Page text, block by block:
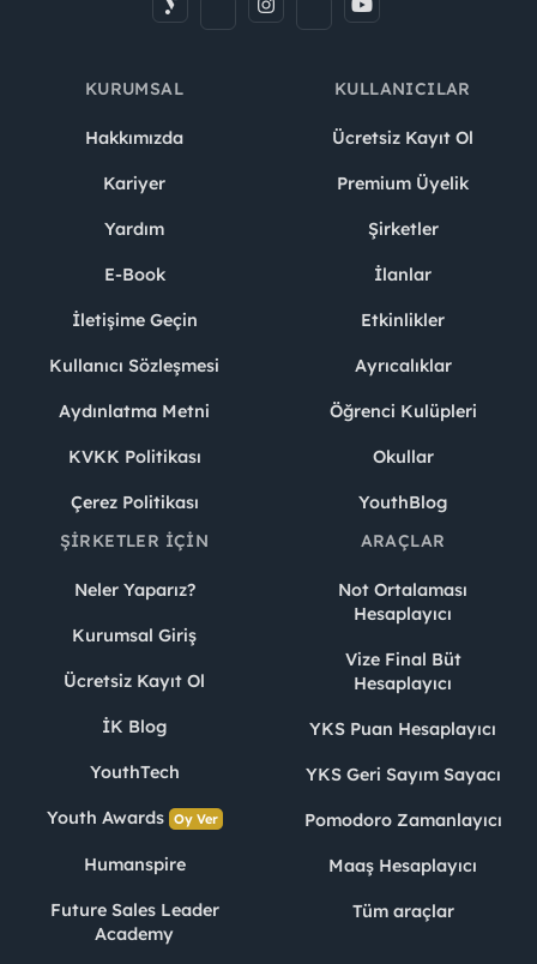
KURUMSAL
Hakkımızda
Kariyer
Yardım
E-Book
İletişime Geçin
Kullanıcı Sözleşmesi
Aydınlatma Metni
KVKK Politikası
Çerez Politikası
KULLANICILAR
Ücretsiz Kayıt Ol
Premium Üyelik
Şirketler
İlanlar
Etkinlikler
Ayrıcalıklar
Öğrenci Kulüpleri
Okullar
YouthBlog
ŞIRKETLER İÇIN
Neler Yaparız?
Kurumsal Giriş
Ücretsiz Kayıt Ol
İK Blog
YouthTech
Youth Awards Oy Ver
Humanspire
Future Sales Leader
Academy
ARAÇLAR
Not Ortalaması
Hesaplayıcı
Vize Final Büt
Hesaplayıcı
YKS Puan Hesaplayıcı
YKS Geri Sayım Sayacı
Pomodoro Zamanlayıcı
Maaş Hesaplayıcı
Tüm araçlar